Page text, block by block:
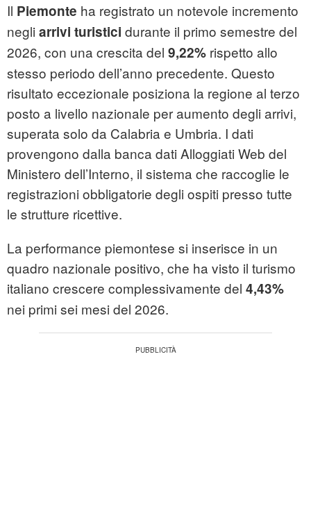
Il Piemonte ha registrato un notevole incremento
negli arrivi turistici durante il primo semestre del
2026, con una crescita del 9,22% rispetto allo
stesso periodo dell’anno precedente. Questo
risultato eccezionale posiziona la regione al terzo
posto a livello nazionale per aumento degli arrivi,
superata solo da Calabria e Umbria. I dati
provengono dalla banca dati Alloggiati Web del
Ministero dell’Interno, il sistema che raccoglie le
registrazioni obbligatorie degli ospiti presso tutte
le strutture ricettive.
La performance piemontese si inserisce in un
quadro nazionale positivo, che ha visto il turismo
italiano crescere complessivamente del 4,43%
nei primi sei mesi del 2026.